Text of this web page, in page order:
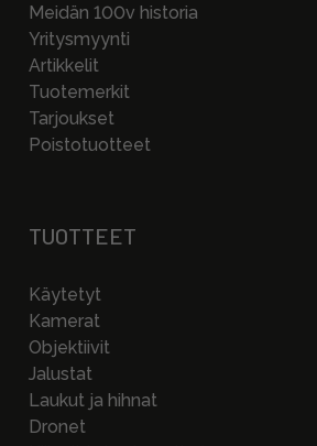
Meidän 100v historia
Yritysmyynti
Artikkelit
Tuotemerkit
Tarjoukset
Poistotuotteet
TUOTTEET
Käytetyt
Kamerat
Objektiivit
Jalustat
Laukut ja hihnat
Dronet